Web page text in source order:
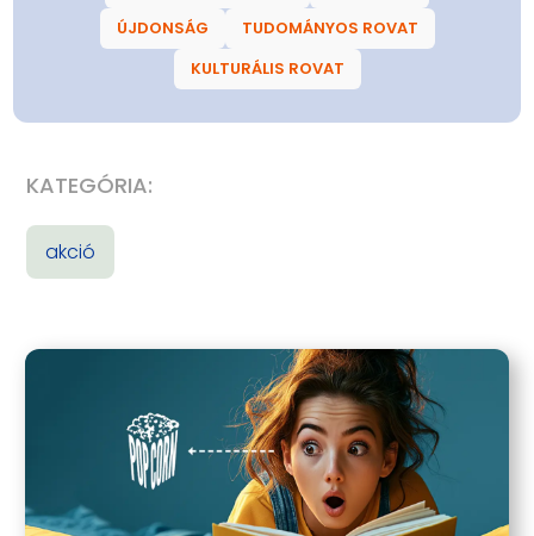
ÚJDONSÁG
TUDOMÁNYOS ROVAT
KULTURÁLIS ROVAT
KATEGÓRIA:
akció